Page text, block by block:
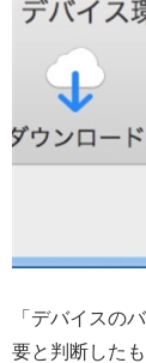
「デバイスの
要と判断した